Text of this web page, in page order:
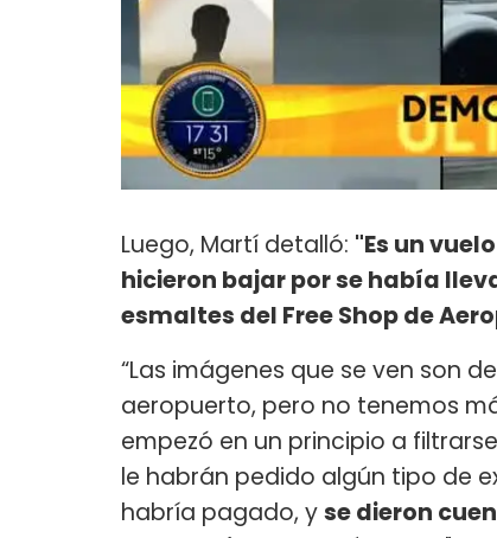
Luego, Martí detalló: "Es un
hicieron bajar por se había
esmaltes del Free Shop de
“Las imágenes que se ven son
aeropuerto, pero no tenemos
empezó en un principio a
le habrán pedido algún tipo de
habría pagado, yse dieron